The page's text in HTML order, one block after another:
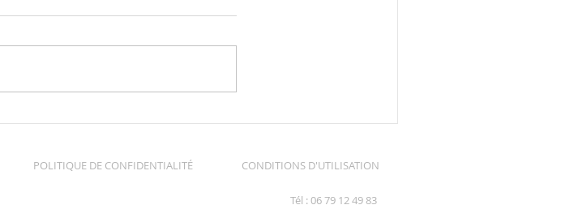
POLITIQUE DE CONFIDENTIALITÉ CONDITIONS D'UTILISATION
Tél : 06 79 12 49 83